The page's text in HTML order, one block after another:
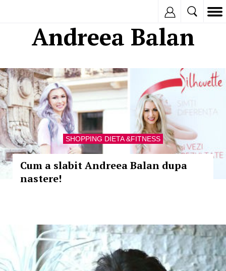
Andreea Balan
SHOPPING DIETA &FITNESS
Cum a slabit Andreea Balan dupa
nastere!